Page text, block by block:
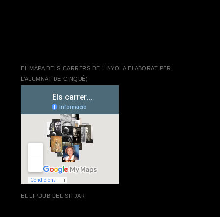
EL MAPA DELS CARRERS DE LINYOLA ELABORAT PER
L’ALUMNAT DE CINQUÈ)
EL LIPDUB DEL SITJAR